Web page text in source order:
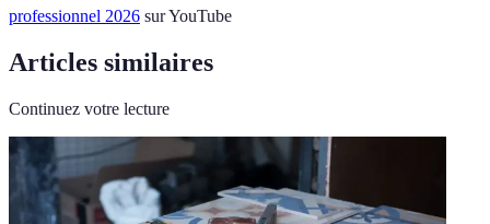
professionnel 2026 sur YouTube
Articles similaires
Continuez votre lecture